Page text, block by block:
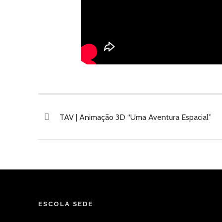
TAV | Animação 3D “Uma Aventura Espacial”
ESCOLA SEDE